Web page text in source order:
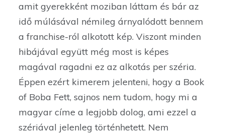
amit gyerekként moziban láttam és bár az
idő múlásával némileg árnyalódott bennem
a franchise-ról alkotott kép. Viszont minden
hibájával együtt még most is képes
magával ragadni ez az alkotás per széria.
Éppen ezért kimerem jelenteni, hogy a Book
of Boba Fett, sajnos nem tudom, hogy mi a
magyar címe a legjobb dolog, ami ezzel a
szériával jelenleg történhetett. Nem